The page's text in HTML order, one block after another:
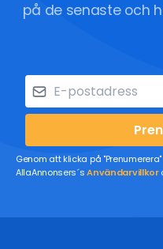
på de senaste och
Genom att klicka på
AllaAnnonsers´sAnvändarvillkor